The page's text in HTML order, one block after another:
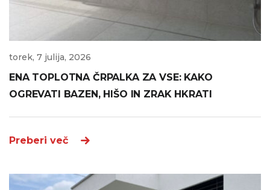
torek, 7 julija, 2026
ENA TOPLOTNA ČRPALKA ZA VSE: KAKO
OGREVATI BAZEN, HIŠO IN ZRAK HKRATI
Preberi več